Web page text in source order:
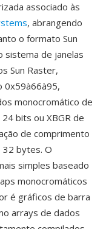
associado às
, abrangendo
o formato Sun
sistema de janelas
Sun Raster,
0x59à66à95,
monocromático de
bits ou XBGR de
de comprimento
32 bytes. O
simples baseado
monocromáticos
é gráficos de barra
arrays de dados